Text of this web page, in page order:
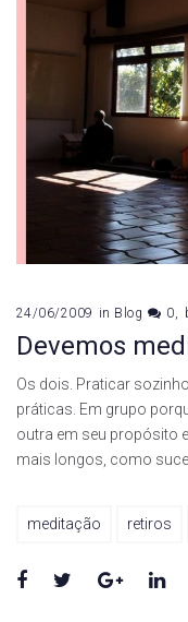
24/06/2009 in Blog 0
Devemos
Os dois. Praticar
práticas. Em grupo
outra em seu propósito
mais longos, como
meditação retiros
Facebook
Twitter